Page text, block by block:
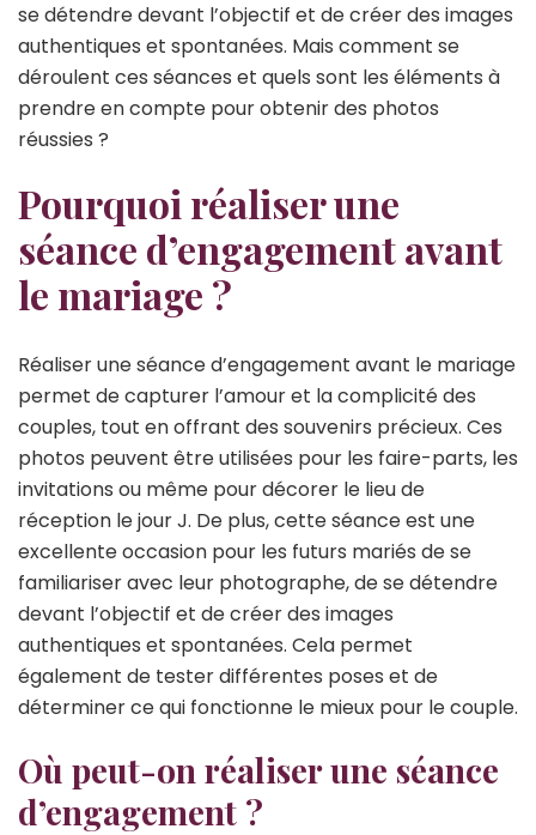
se détendre devant l’objectif et de créer des images
authentiques et spontanées. Mais comment se
déroulent ces séances et quels sont les éléments à
prendre en compte pour obtenir des photos
réussies ?
Pourquoi réaliser une
séance d’engagement avant
le mariage ?
Réaliser une séance d’engagement avant le mariage
permet de capturer l’amour et la complicité des
couples, tout en offrant des souvenirs précieux. Ces
photos peuvent être utilisées pour les faire-parts, les
invitations ou même pour décorer le lieu de
réception le jour J. De plus, cette séance est une
excellente occasion pour les futurs mariés de se
familiariser avec leur photographe, de se détendre
devant l’objectif et de créer des images
authentiques et spontanées. Cela permet
également de tester différentes poses et de
déterminer ce qui fonctionne le mieux pour le couple.
Où peut-on réaliser une séance
d’engagement ?